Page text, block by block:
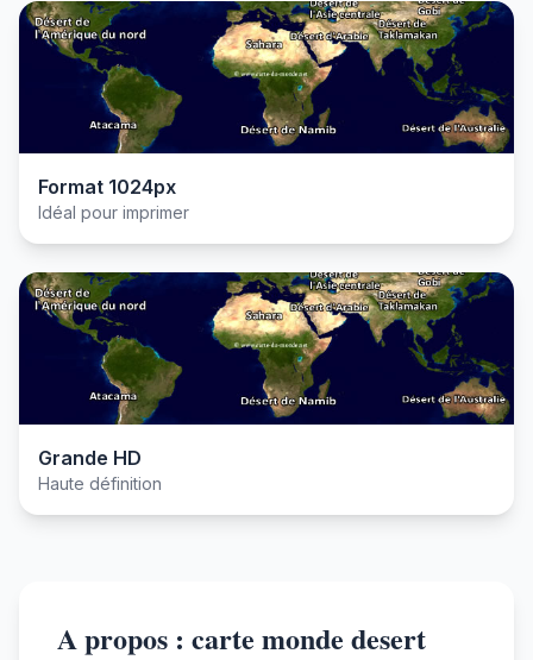
Format 1024px
Idéal pour imprimer
Grande HD
Haute définition
A propos : carte monde desert